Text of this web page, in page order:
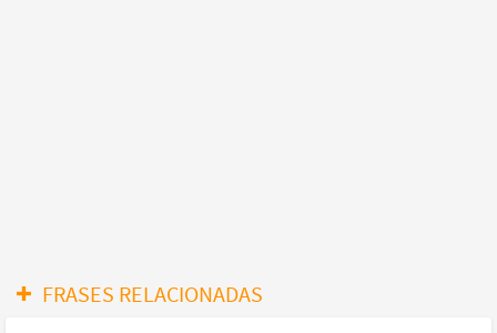
FRASES RELACIONADAS